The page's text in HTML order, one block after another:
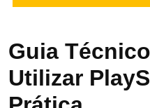
Guia
Utilizar